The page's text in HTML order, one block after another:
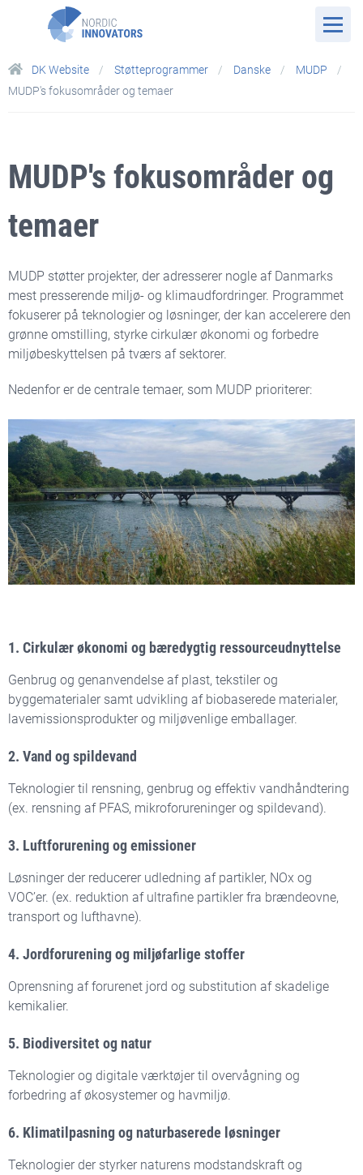
DK Website Støtteprogrammer Danske
MUDP
MUDP's fokusområder og temaer
MUDP's fokusområder og
temaer
MUDP støtter projekter, der adresserer nogle af Danmarks
mest presserende miljø- og klimaudfordringer. Programmet
fokuserer på teknologier og løsninger, der kan accelerere den
grønne omstilling, styrke cirkulær økonomi og forbedre
miljøbeskyttelsen på tværs af sektorer.
Nedenfor er de centrale temaer, som MUDP prioriterer:
1. Cirkulær økonomi og bæredygtig ressourceudnyttelse
Genbrug og genanvendelse af plast, tekstiler og
byggematerialer samt udvikling af biobaserede materialer,
lavemissionsprodukter og miljøvenlige emballager.
2. Vand og spildevand
Teknologier til rensning, genbrug og effektiv vandhåndtering
(ex. rensning af PFAS, mikroforureninger og spildevand).
3. Luftforurening og emissioner
Løsninger der reducerer udledning af partikler, NOx og
VOC’er. (ex. reduktion af ultrafine partikler fra brændeovne,
transport og lufthavne).
4. Jordforurening og miljøfarlige stoffer
Oprensning af forurenet jord og substitution af skadelige
kemikalier.
5. Biodiversitet og natur
Teknologier og digitale værktøjer til overvågning og
forbedring af økosystemer og havmiljø.
6. Klimatilpasning og naturbaserede løsninger
Teknologier der styrker naturens modstandskraft og